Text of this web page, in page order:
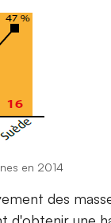
en 2014
des